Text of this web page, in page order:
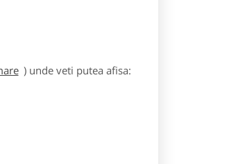
) unde veti putea afisa: